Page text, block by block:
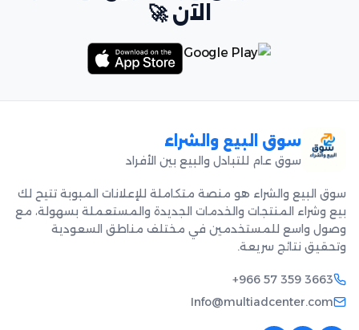
الآن 🚀
سوق البيع والشراء
سوق عام للتبادل والبيع بين الأفراد
سوق البيع والشراء هو منصة متكاملة للإعلانات المبوبة تتيح لك
بيع وشراء المنتجات والخدمات الجديدة والمستعملة بسهولة، مع
وصول واسع للمستخدمين في مختلف مناطق السعودية
وتحقيق نتائج سريعة.
+966 57 359 3663
Info@multiadcenter.com